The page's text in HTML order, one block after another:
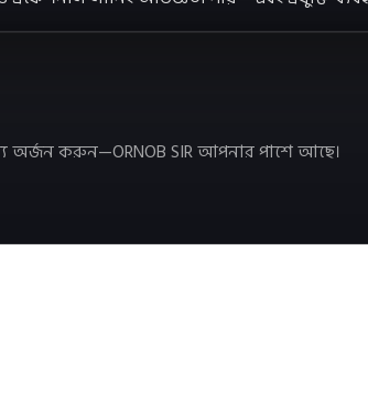
অর্জন করুন—ORNOB SIR আপনার পাশে আছে।